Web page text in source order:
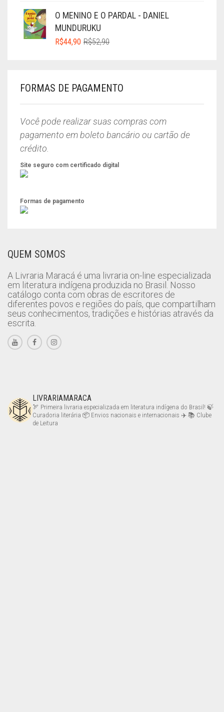
ERA:
É:
O MENINO E O PARDAL - DANIEL
MUNDURUKU
R$52,90O
R$52,90.
R$44,90
O
R$44,90.
FORMAS DE PAGAMENTO
Você pode realizar suas compras com
pagamento em boleto bancário ou cartão de
crédito.
Site seguro com certificado digital
Formas de pagamento
QUEM SOMOS
A Livraria Maracá é uma livraria on-line especializada
em literatura indígena produzida no Brasil. Nosso
catálogo conta com obras de escritores de
diferentes povos e regiões do país, que compartilham
seus conhecimentos, tradições e histórias através da
escrita.
LIVRARIAMARACA
🏹 Primeira livraria especializada em literatura indígena do Brasil! 🍃
Curadoria literária 📦 Envios nacionais e internacionais ✈️ 📚 Clube
de Leitura